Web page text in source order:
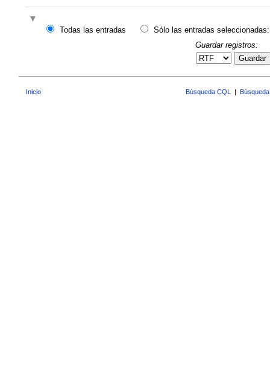
Todas las entradas
Sólo las entradas seleccionadas:
Guardar registros:
Guardar
Inicio Búsqueda CQL